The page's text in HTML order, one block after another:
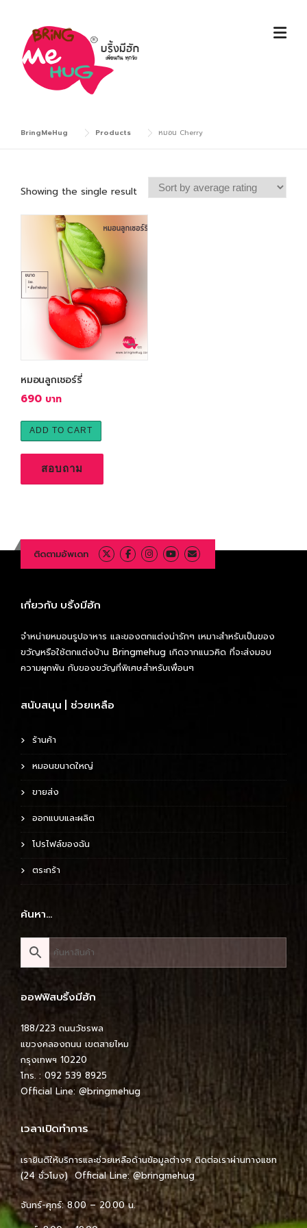
content
BringMeHug Products หมอน Cherry
Showing the single result
หมอนลูกเชอร์รี่
690
ADD TO CART
สอบถาม
ติดตามอัพเดท
เกี่ยวกับ บริ้งมีฮัก
จำหน่ายหมอนรูปอาหาร และของตกแต่งน่ารักๆ เหมาะสำหรับเป็นของ
ขวัญหรือใช้ตกแต่งบ้าน Bringmehug เกิดจากแนวคิด ที่จะส่งมอบ
ความผูกพัน กับของขวัญที่พิเศษสำหรับเพื่อนๆ
สนับสนุน | ช่วยเหลือ
ร้านค้า
หมอนขนาดใหญ่
ขายส่ง
ออกแบบและผลิต
โปรไฟล์ของฉัน
ตระกร้า
ค้นหา…
ออฟฟิสบริ้งมีฮัก
188/223 ถนนวัชรพล
แขวงคลองถนน เขตสายไหม
กรุงเทพฯ 10220
โทร. : 092 539 8925
Official Line: @bringmehug
เวลาเปิดทำการ
เรายินดีให้บริการและช่วยเหลือด้านข้อมูลต่างๆ ติดต่อเราผ่านทางแชท
(24 ชั่วโมง) Official Line:@bringmehug
จันทร์-ศุกร์: 8.00 – 20.00 น.